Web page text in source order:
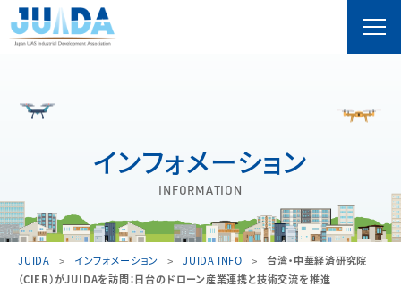
インフォメーション
INFORMATION
JUIDA インフォメーション JUIDA INFO
台湾・中華経済研究院
（CIER）がJUIDAを訪問：日台のドローン産業連携と技術交流を推進